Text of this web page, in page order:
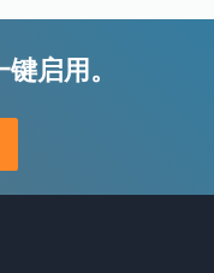
启用。